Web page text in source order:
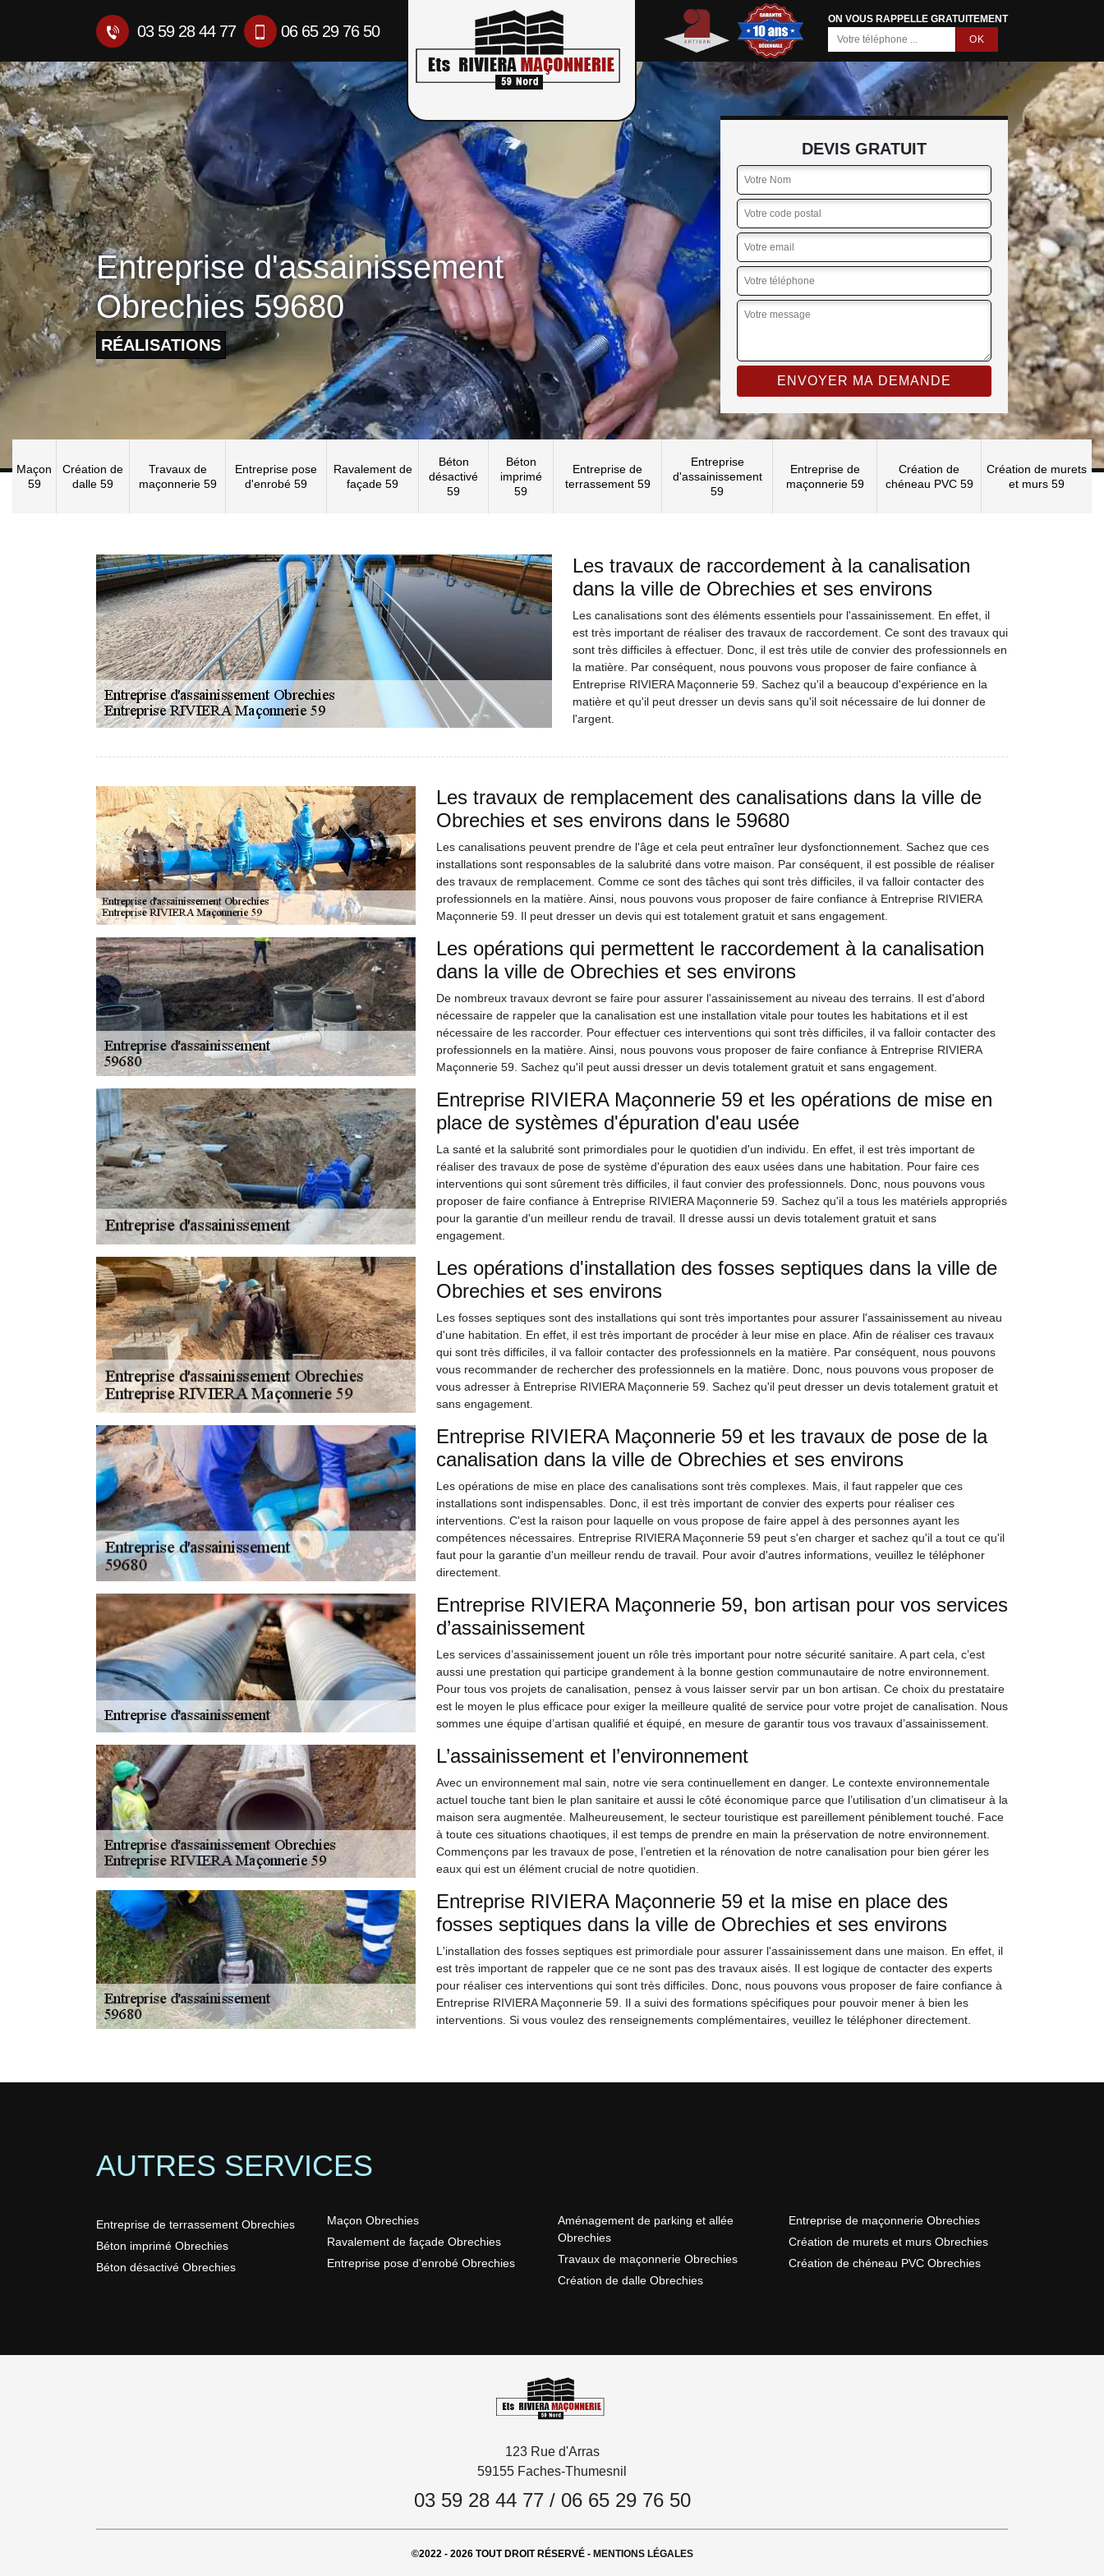
03 59 28 44 77 06 65 29 76 50
ON VOUS RAPPELLE GRATUITEMENT
Entreprise d'assainissement
Obrechies 59680
RÉALISATIONS
DEVIS GRATUIT
Maçon
59
Création de
dalle 59
Travaux de
maçonnerie 59
Entreprise pose
d'enrobé 59
Ravalement de
façade 59
Béton
désactivé
59
Béton
imprimé
59
Entreprise de
terrassement 59
Entreprise
d'assainissement
59
Entreprise de
maçonnerie 59
Création de
chéneau PVC 59
Création de murets
et murs 59
Les travaux de raccordement à la canalisation
dans la ville de Obrechies et ses environs
Les canalisations sont des éléments essentiels pour l'assainissement. En effet, il
est très important de réaliser des travaux de raccordement. Ce sont des travaux qui
sont très difficiles à effectuer. Donc, il est très utile de convier des professionnels en
la matière. Par conséquent, nous pouvons vous proposer de faire confiance à
Entreprise RIVIERA Maçonnerie 59. Sachez qu'il a beaucoup d'expérience en la
matière et qu'il peut dresser un devis sans qu'il soit nécessaire de lui donner de
l'argent.
Les travaux de remplacement des canalisations dans la ville de
Obrechies et ses environs dans le 59680
Les canalisations peuvent prendre de l'âge et cela peut entraîner leur dysfonctionnement. Sachez que ces
installations sont responsables de la salubrité dans votre maison. Par conséquent, il est possible de réaliser
des travaux de remplacement. Comme ce sont des tâches qui sont très difficiles, il va falloir contacter des
professionnels en la matière. Ainsi, nous pouvons vous proposer de faire confiance à Entreprise RIVIERA
Maçonnerie 59. Il peut dresser un devis qui est totalement gratuit et sans engagement.
Les opérations qui permettent le raccordement à la canalisation
dans la ville de Obrechies et ses environs
De nombreux travaux devront se faire pour assurer l'assainissement au niveau des terrains. Il est d'abord
nécessaire de rappeler que la canalisation est une installation vitale pour toutes les habitations et il est
nécessaire de les raccorder. Pour effectuer ces interventions qui sont très difficiles, il va falloir contacter des
professionnels en la matière. Ainsi, nous pouvons vous proposer de faire confiance à Entreprise RIVIERA
Maçonnerie 59. Sachez qu'il peut aussi dresser un devis totalement gratuit et sans engagement.
Entreprise RIVIERA Maçonnerie 59 et les opérations de mise en
place de systèmes d'épuration d'eau usée
La santé et la salubrité sont primordiales pour le quotidien d'un individu. En effet, il est très important de
réaliser des travaux de pose de système d'épuration des eaux usées dans une habitation. Pour faire ces
interventions qui sont sûrement très difficiles, il faut convier des professionnels. Donc, nous pouvons vous
proposer de faire confiance à Entreprise RIVIERA Maçonnerie 59. Sachez qu'il a tous les matériels appropriés
pour la garantie d'un meilleur rendu de travail. Il dresse aussi un devis totalement gratuit et sans
engagement.
Les opérations d'installation des fosses septiques dans la ville de
Obrechies et ses environs
Les fosses septiques sont des installations qui sont très importantes pour assurer l'assainissement au niveau
d'une habitation. En effet, il est très important de procéder à leur mise en place. Afin de réaliser ces travaux
qui sont très difficiles, il va falloir contacter des professionnels en la matière. Par conséquent, nous pouvons
vous recommander de rechercher des professionnels en la matière. Donc, nous pouvons vous proposer de
vous adresser à Entreprise RIVIERA Maçonnerie 59. Sachez qu'il peut dresser un devis totalement gratuit et
sans engagement.
Entreprise RIVIERA Maçonnerie 59 et les travaux de pose de la
canalisation dans la ville de Obrechies et ses environs
Les opérations de mise en place des canalisations sont très complexes. Mais, il faut rappeler que ces
installations sont indispensables. Donc, il est très important de convier des experts pour réaliser ces
interventions. C'est la raison pour laquelle on vous propose de faire appel à des personnes ayant les
compétences nécessaires. Entreprise RIVIERA Maçonnerie 59 peut s'en charger et sachez qu'il a tout ce qu'il
faut pour la garantie d'un meilleur rendu de travail. Pour avoir d'autres informations, veuillez le téléphoner
directement.
Entreprise RIVIERA Maçonnerie 59, bon artisan pour vos services
d’assainissement
Les services d’assainissement jouent un rôle très important pour notre sécurité sanitaire. A part cela, c’est
aussi une prestation qui participe grandement à la bonne gestion communautaire de notre environnement.
Pour tous vos projets de canalisation, pensez à vous laisser servir par un bon artisan. Ce choix du prestataire
est le moyen le plus efficace pour exiger la meilleure qualité de service pour votre projet de canalisation. Nous
sommes une équipe d’artisan qualifié et équipé, en mesure de garantir tous vos travaux d’assainissement.
L’assainissement et l’environnement
Avec un environnement mal sain, notre vie sera continuellement en danger. Le contexte environnementale
actuel touche tant bien le plan sanitaire et aussi le côté économique parce que l’utilisation d’un climatiseur à la
maison sera augmentée. Malheureusement, le secteur touristique est pareillement péniblement touché. Face
à toute ces situations chaotiques, il est temps de prendre en main la préservation de notre environnement.
Commençons par les travaux de pose, l’entretien et la rénovation de notre canalisation pour bien gérer les
eaux qui est un élément crucial de notre quotidien.
Entreprise RIVIERA Maçonnerie 59 et la mise en place des
fosses septiques dans la ville de Obrechies et ses environs
L'installation des fosses septiques est primordiale pour assurer l'assainissement dans une maison. En effet, il
est très important de rappeler que ce ne sont pas des travaux aisés. Il est logique de contacter des experts
pour réaliser ces interventions qui sont très difficiles. Donc, nous pouvons vous proposer de faire confiance à
Entreprise RIVIERA Maçonnerie 59. Il a suivi des formations spécifiques pour pouvoir mener à bien les
interventions. Si vous voulez des renseignements complémentaires, veuillez le téléphoner directement.
AUTRES SERVICES
Entreprise de terrassement Obrechies
Béton imprimé Obrechies
Béton désactivé Obrechies
Maçon Obrechies
Ravalement de façade Obrechies
Entreprise pose d'enrobé Obrechies
Aménagement de parking et allée
Obrechies
Travaux de maçonnerie Obrechies
Création de dalle Obrechies
Entreprise de maçonnerie Obrechies
Création de murets et murs Obrechies
Création de chéneau PVC Obrechies
123 Rue d'Arras
59155 Faches-Thumesnil
03 59 28 44 77/ 06 65 29 76 50
©2022 - 2026 TOUT DROIT RÉSERVÉ - MENTIONS LÉGALES